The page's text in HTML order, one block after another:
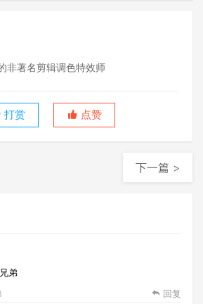
非著名剪辑调色特效师
打赏 点赞
下一篇 >
弟
回复